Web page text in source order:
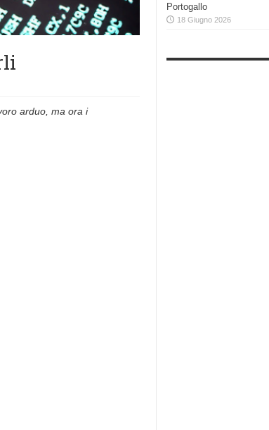
arduo, ma ora i
Portogallo
18 Giugno 2026